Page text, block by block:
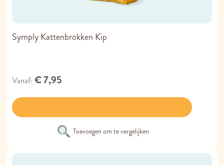
Symply Kattenbrokken Kip
Vanaf € 7,95
Toevoegen om te vergelijken